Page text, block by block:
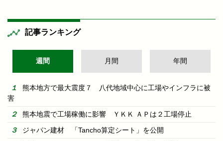
記事ランキング
週間 月間 年間
熊本地方で最大震度７ 八代地域中心に工場やインフラに被
害
熊本地震で工場稼働に影響 ＹＫＫ ＡＰは２工場停止
ジャパン建材 「Tancho算定シート」を公開